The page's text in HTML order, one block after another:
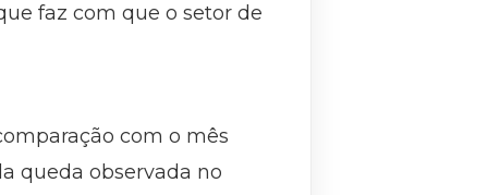
faz com que o setor de
com o mês
queda observada no